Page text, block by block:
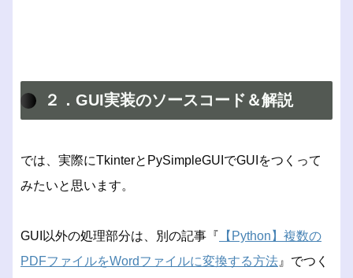
２．GUI実装のソースコード＆解説
では、実際にTkinterとPySimpleGUIでGUIをつくって
みたいと思います。
GUI以外の処理部分は、別の記事『 【Python】複数の
PDFファイルをWordファイルに変換する方法 』でつく